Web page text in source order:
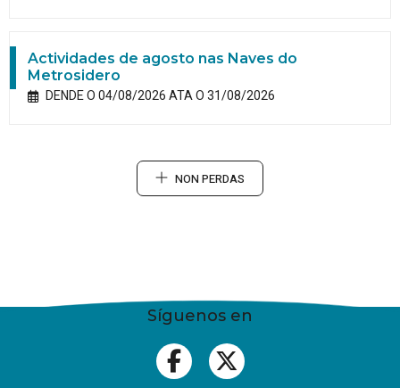
Actividades de agosto nas Naves do
Metrosidero
DENDE O 04/08/2026 ATA O 31/08/2026
NON PERDAS
Síguenos en